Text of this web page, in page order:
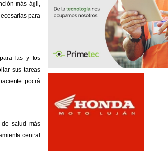
más ágil,
para
las y los
sus tareas
podrá
de salud más
central